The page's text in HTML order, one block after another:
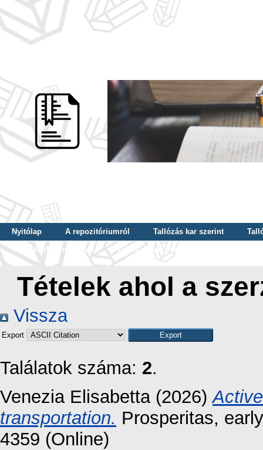
Nyitólap A repozitóriumról Tallózás kar szerint
Tallózás dátum szerint
Tallózás tudományterület szerint
Tételek ahol a
Vissza
Export
Találatok száma: 2.
Venezia Elisabetta(2026)
transportation. Prosperitas,
4359 (Online)